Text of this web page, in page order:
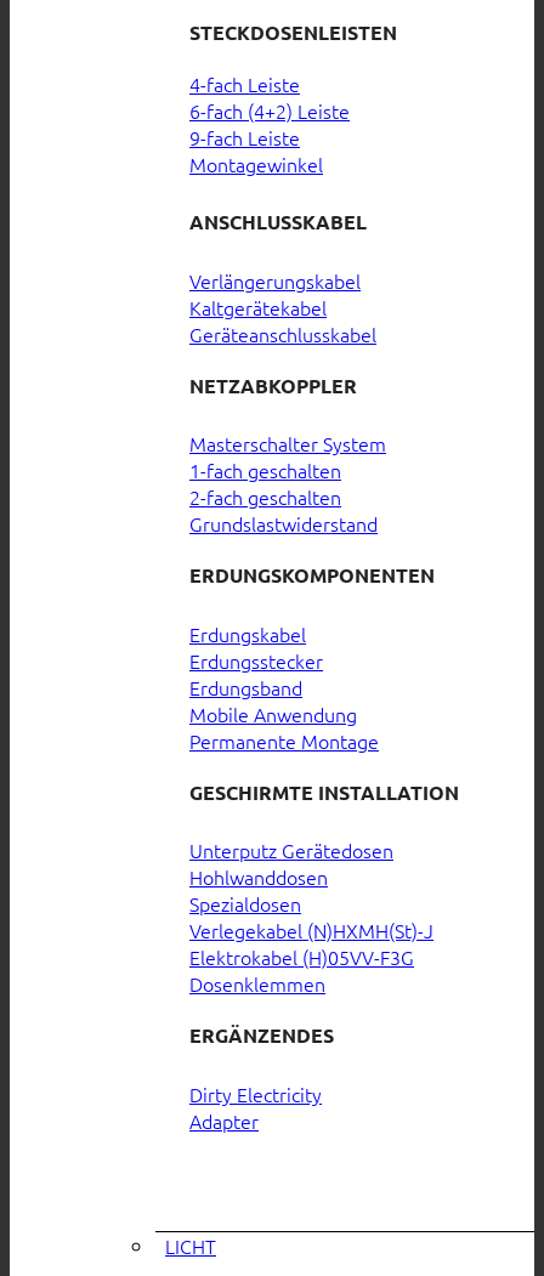
STECKDOSENLEISTEN
4-fach Leiste
6-fach (4+2) Leiste
9-fach Leiste
Montagewinkel
ANSCHLUSSKABEL
Verlängerungskabel
Kaltgerätekabel
Geräteanschlusskabel
NETZABKOPPLER
Masterschalter System
1-fach geschalten
2-fach geschalten
Grundslastwiderstand
ERDUNGSKOMPONENTEN
Erdungskabel
Erdungsstecker
Erdungsband
Mobile Anwendung
Permanente Montage
GESCHIRMTE INSTALLATION
Unterputz Gerätedosen
Hohlwanddosen
Spezialdosen
Verlegekabel (N)HXMH(St)-J
Elektrokabel (H)05VV-F3G
Dosenklemmen
ERGÄNZENDES
Dirty Electricity
Adapter
LICHT